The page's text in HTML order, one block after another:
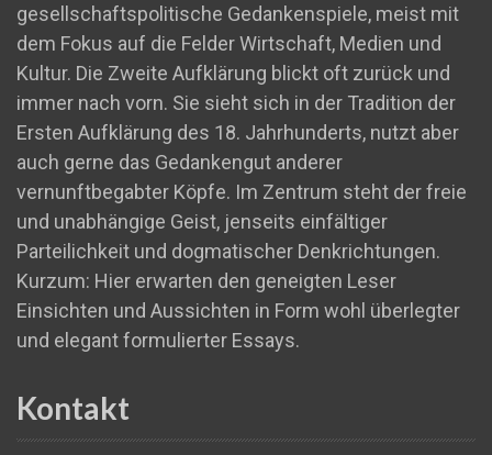
gesellschaftspolitische Gedankenspiele, meist mit
dem Fokus auf die Felder Wirtschaft, Medien und
Kultur. Die Zweite Aufklärung blickt oft zurück und
immer nach vorn. Sie sieht sich in der Tradition der
Ersten Aufklärung des 18. Jahrhunderts, nutzt aber
auch gerne das Gedankengut anderer
vernunftbegabter Köpfe. Im Zentrum steht der freie
und unabhängige Geist, jenseits einfältiger
Parteilichkeit und dogmatischer Denkrichtungen.
Kurzum: Hier erwarten den geneigten Leser
Einsichten und Aussichten in Form wohl überlegter
und elegant formulierter Essays.
Kontakt